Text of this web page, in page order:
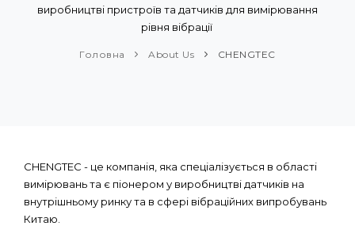
виробництві пристроїв та датчиків для вимірювання
рівня вібрації
Головна About Us CHENGTEC
CHENGTEC - це компанія, яка спеціалізується в області
вимірювань та є піонером у виробництві датчиків на
внутрішньому ринку та в сфері вібраційних випробувань
Китаю.